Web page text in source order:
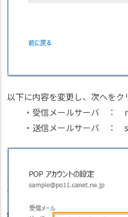
以下に内容を変更し、次へをク
・受信メールサーバ ：
・送信メールサーバ ：